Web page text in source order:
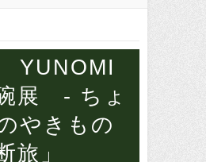
YUNOMI
展 - ちょ
やきもの
旅」